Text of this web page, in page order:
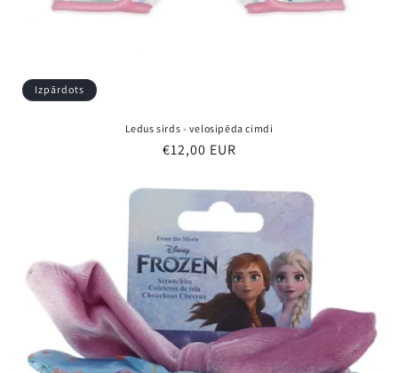
Izpārdots
Ledus sirds - velosipēda cimdi
Parastā
€12,00 EUR